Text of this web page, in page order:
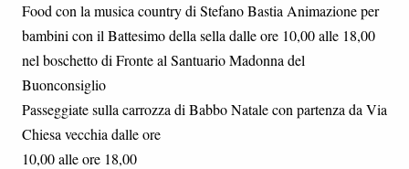
Food con la musica country di Stefano Bastia Animazione per
bambini con il Battesimo della sella dalle ore 10,00 alle 18,00
nel boschetto di Fronte al Santuario Madonna del
Buonconsiglio
Passeggiate sulla carrozza di Babbo Natale con partenza da Via
Chiesa vecchia dalle ore
10,00 alle ore 18,00